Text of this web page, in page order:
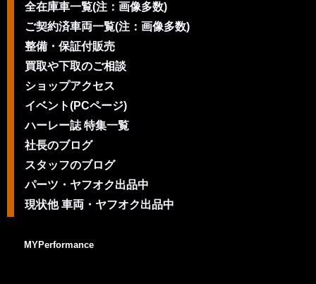
全在庫車一覧(注：画像多数)
ご契約済車両一覧(注：画像多数)
整備・保証付販売
買取や下取のご相談
ショップアクセス
イベント(PCページ)
ハーレー誌 特集一覧
社長のブログ
スタッフのブログ
パーツ・ヤフオク出品中
現状他 車両・ヤフオク出品中
MYPerformance